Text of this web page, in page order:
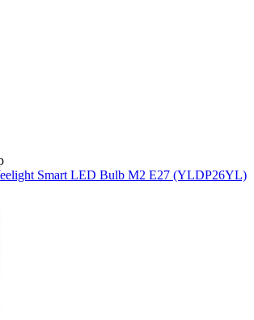
Smart LED Bulb M2 E27 (YLDP26YL)